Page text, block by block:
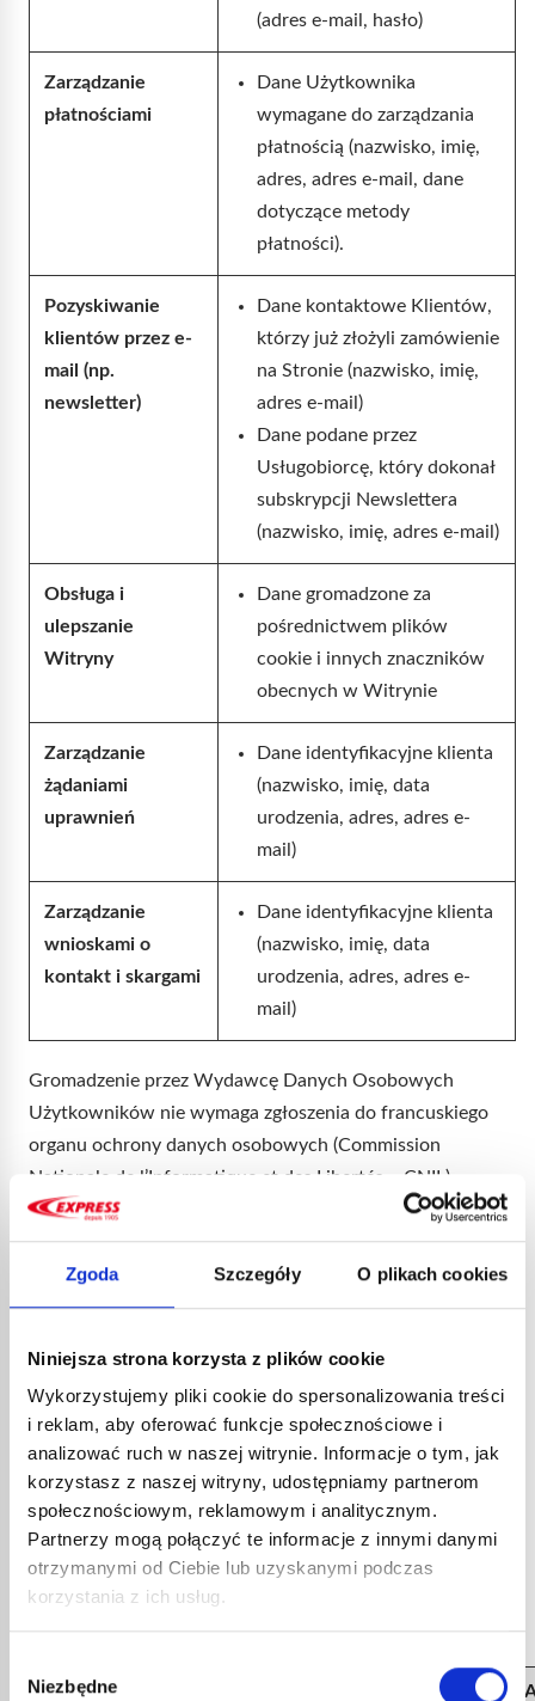
Zgoda Szczegóły O plikach cookies
Niniejsza strona korzysta z plików cookie
Wykorzystujemy pliki cookie do spersonalizowania treści
i reklam, aby oferować funkcje społecznościowe i
analizować ruch w naszej witrynie. Informacje o tym, jak
korzystasz z naszej witryny, udostępniamy partnerom
społecznościowym, reklamowym i analitycznym.
Partnerzy mogą połączyć te informacje z innymi danymi
otrzymanymi od Ciebie lub uzyskanymi podczas
korzystania z ich usług.
zgody
Niezbędne
(adres e-mail, hasło)
Zarządzanie
płatnościami
Dane Użytkownika
wymagane do zarządzania
płatnością (nazwisko, imię,
adres, adres e-mail, dane
dotyczące metody
płatności).
Pozyskiwanie
klientów przez e-
mail (np.
newsletter)
Dane kontaktowe Klientów,
którzy już złożyli zamówienie
na Stronie (nazwisko, imię,
adres e-mail)
Dane podane przez
Usługobiorcę, który dokonał
subskrypcji Newslettera
(nazwisko, imię, adres e-mail)
Obsługa i
ulepszanie
Witryny
Dane gromadzone za
pośrednictwem plików
cookie i innych znaczników
obecnych w Witrynie
Zarządzanie
żądaniami
uprawnień
Dane identyfikacyjne klienta
(nazwisko, imię, data
urodzenia, adres, adres e-
mail)
Zarządzanie
wnioskami o
kontakt i skargami
Dane identyfikacyjne klienta
(nazwisko, imię, data
urodzenia, adres, adres e-
mail)
Gromadzenie przez Wydawcę Danych Osobowych
Użytkowników nie wymaga zgłoszenia do francuskiego
organu ochrony danych osobowych (Commission
Nationale de l’Informatique et des Libertés – CNIL).
ARTYKUŁ 3 – TOŻSAMOŚĆ
ADMINISTRATORA DANYCH
Administratorem danych jest Guilbert Express,
zarejestrowana w rejestrze handlowym i spółek Meaux
pod numerem 572 055 812, z siedzibą pod adresem ZAE
de Lamirault – 10 rue Henry Delbast – F77183 Croissy-
Beaubourg.
ARTYKUŁ 4 – CEL GROMADZENIA
DANYCH
W kontekście Witryny Guilbert Express gromadzi dane
CEL